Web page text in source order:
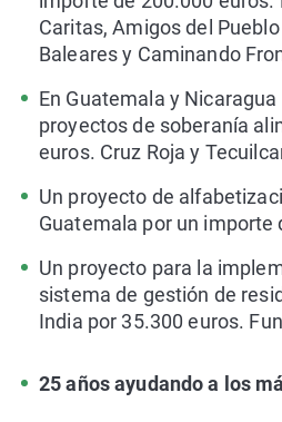
Caritas, Amigos del
Baleares y Caminando
En Guatemala y
proyectos de soberanía
euros. Cruz Roja y
Un proyecto de
Guatemala por un importe
Un proyecto para la
sistema de gestión de
India por 35.300 euros.
25 años ayudando a los